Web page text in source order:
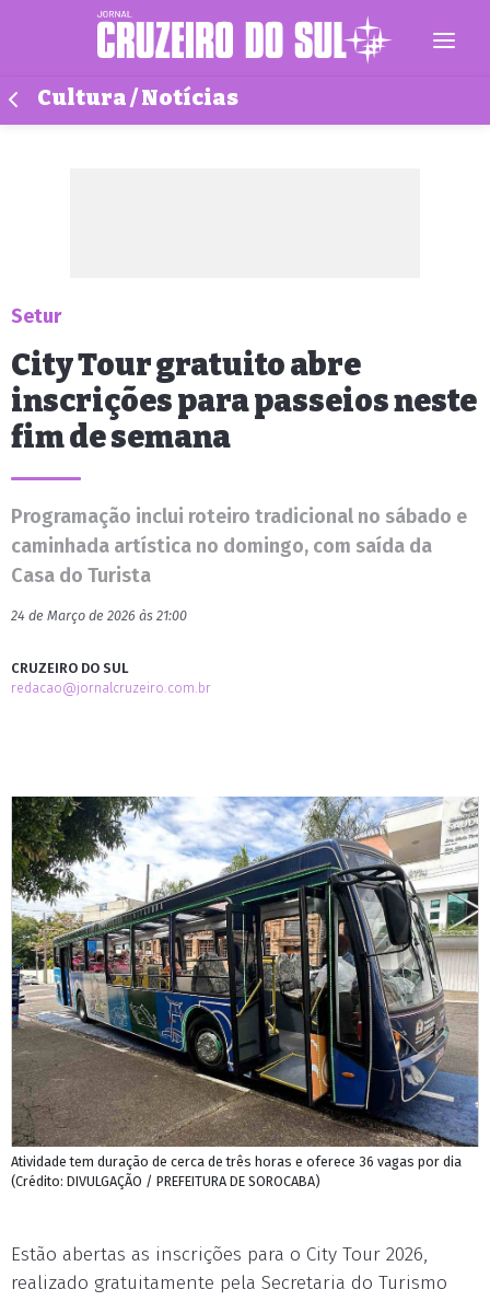
Cultura / Notícias
Setur
City Tour gratuito abre
inscrições para passeios neste
fim de semana
Programação inclui roteiro tradicional no sábado e
caminhada artística no domingo, com saída da
Casa do Turista
24 de Março de 2026 às 21:00
CRUZEIRO DO SUL
redacao@jornalcruzeiro.com.br
Atividade tem duração de cerca de três horas e oferece 36 vagas por dia
(Crédito: DIVULGAÇÃO / PREFEITURA DE SOROCABA)
Estão abertas as inscrições para o City Tour 2026,
realizado gratuitamente pela Secretaria do Turismo